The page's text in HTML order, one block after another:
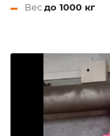
Весдо 1000 кг